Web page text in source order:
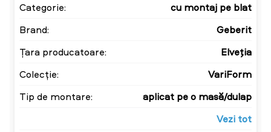
Categorie:
cu montaj pe blat
Brand:
Geberit
Țara producatoare:
Elveţia
Colecție:
VariForm
Tip de montare:
aplicat pe o masă/dulap
Vezi tot